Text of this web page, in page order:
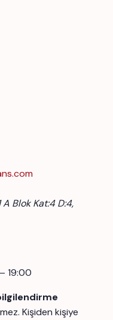
A Blok Kat:4 D:4,
19:00
Kişiden kişiye